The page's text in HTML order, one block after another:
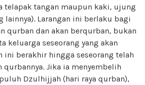
telapak tangan maupun kaki, ujung
lainnya). Larangan ini berlaku bagi
qurban dan akan berqurban, bukan
keluarga seseorang yang akan
ini berakhir hingga seseorang telah
qurbannya. Jika ia menyembelih
Dzulhijjah (hari raya qurban),